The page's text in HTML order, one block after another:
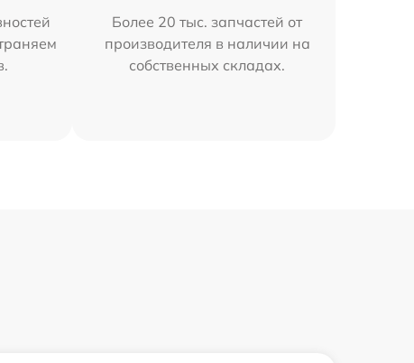
Более 20 тыс. запчастей от
производителя в наличии на
собственных складах.